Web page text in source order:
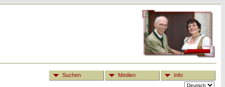
Suchen Medien Info